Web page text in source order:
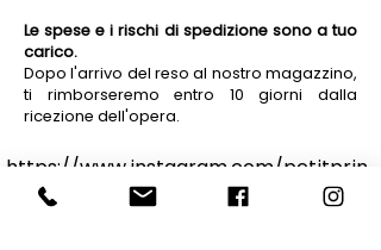
Le spese e i rischi di spedizione sono a tuo
carico.
Dopo l'arrivo del reso al nostro magazzino,
ti rimborseremo entro 10 giorni dalla
ricezione dell'opera.
https://www.instagram.com/petitprin
ceofficial/